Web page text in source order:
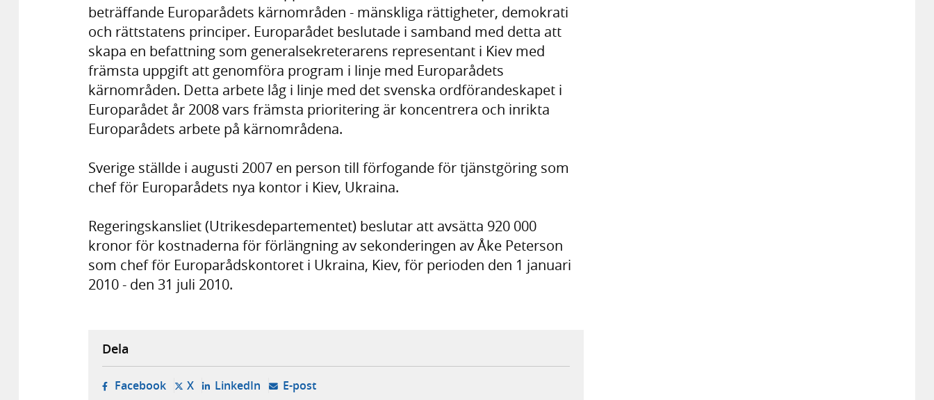
beträffande Europarådets kärnområden - mänskliga rättigheter, demokrati
och rättstatens principer. Europarådet beslutade i samband med detta att
skapa en befattning som generalsekreterarens representant i Kiev med
främsta uppgift att genomföra program i linje med Europarådets
kärnområden. Detta arbete låg i linje med det svenska ordförandeskapet i
Europarådet år 2008 vars främsta prioritering är koncentrera och inrikta
Europarådets arbete på kärnområdena.
Sverige ställde i augusti 2007 en person till förfogande för tjänstgöring som
chef för Europarådets nya kontor i Kiev, Ukraina.
Regeringskansliet (Utrikesdepartementet) beslutar att avsätta 920 000
kronor för kostnaderna för förlängning av sekonderingen av Åke Peterson
som chef för Europarådskontoret i Ukraina, Kiev, för perioden den 1 januari
2010 - den 31 juli 2010.
Dela
Facebook- öppnas i ny flik, extern webbplats,
X- öppnas i ny flik, extern webbplats,
LinkedIn- öppnas i ny flik, extern webbplats,
E-post- öppnar din e-postklient,